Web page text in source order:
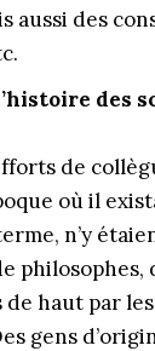
aussi des
des
de
où il
n’y
philosophes,
haut par les
gens